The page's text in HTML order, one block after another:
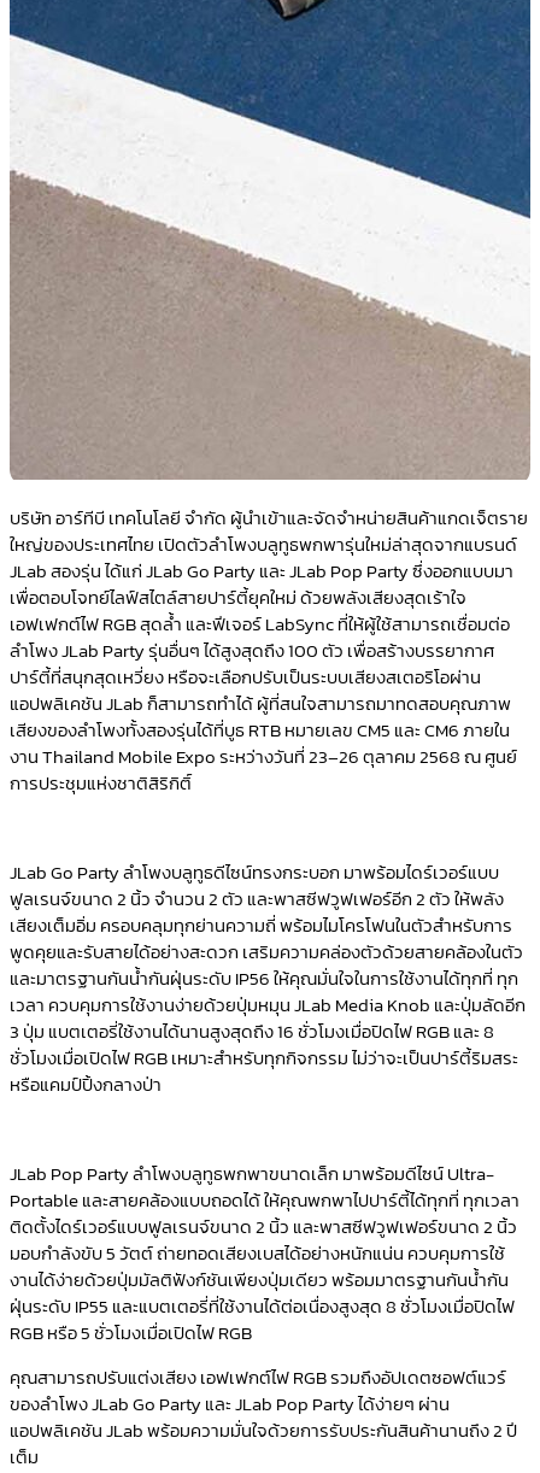
บริษัท อาร์ทีบี เทคโนโลยี จำกัด ผู้นำเข้าและจัดจำหน่ายสินค้าแกดเจ็ตราย
ใหญ่ของประเทศไทย เปิดตัวลำโพงบลูทูธพกพารุ่นใหม่ล่าสุดจากแบรนด์
JLab สองรุ่น ได้แก่ JLab Go Party และ JLab Pop Party ซึ่งออกแบบมา
เพื่อตอบโจทย์ไลฟ์สไตล์สายปาร์ตี้ยุคใหม่ ด้วยพลังเสียงสุดเร้าใจ
เอฟเฟกต์ไฟ RGB สุดล้ำ และฟีเจอร์ LabSync ที่ให้ผู้ใช้สามารถเชื่อมต่อ
ลำโพง JLab Party รุ่นอื่นๆ ได้สูงสุดถึง 100 ตัว เพื่อสร้างบรรยากาศ
ปาร์ตี้ที่สนุกสุดเหวี่ยง หรือจะเลือกปรับเป็นระบบเสียงสเตอริโอผ่าน
แอปพลิเคชัน JLab ก็สามารถทำได้ ผู้ที่สนใจสามารถมาทดสอบคุณภาพ
เสียงของลำโพงทั้งสองรุ่นได้ที่บูธ RTB หมายเลข CM5 และ CM6 ภายใน
งาน Thailand Mobile Expo ระหว่างวันที่ 23–26 ตุลาคม 2568 ณ ศูนย์
การประชุมแห่งชาติสิริกิติ์
JLab Go Partyลำโพงบลูทูธดีไซน์ทรงกระบอก มาพร้อมไดร์เวอร์แบบ
ฟูลเรนจ์ขนาด 2 นิ้ว จำนวน 2 ตัว และพาสซีฟวูฟเฟอร์อีก 2 ตัว ให้พลัง
เสียงเต็มอิ่ม ครอบคลุมทุกย่านความถี่ พร้อมไมโครโฟนในตัวสำหรับการ
พูดคุยและรับสายได้อย่างสะดวก เสริมความคล่องตัวด้วยสายคล้องในตัว
และมาตรฐานกันน้ำกันฝุ่นระดับIP56 ให้คุณมั่นใจในการใช้งานได้ทุกที่ ทุก
เวลา ควบคุมการใช้งานง่ายด้วยปุ่มหมุนJLab Media Knob และปุ่มลัดอีก
3 ปุ่ม แบตเตอรี่ใช้งานได้นานสูงสุดถึง 16 ชั่วโมงเมื่อปิดไฟRGBและ 8
ชั่วโมงเมื่อเปิดไฟRGBเหมาะสำหรับทุกกิจกรรม ไม่ว่าจะเป็นปาร์ตี้ริมสระ
หรือแคมป์ปิ้งกลางป่า
JLab Pop Partyลำโพงบลูทูธพกพาขนาดเล็ก มาพร้อมดีไซน์Ultra-
Portableและสายคล้องแบบถอดได้ ให้คุณพกพาไปปาร์ตี้ได้ทุกที่ ทุกเวลา
ติดตั้งไดร์เวอร์แบบฟูลเรนจ์ขนาด2 นิ้ว และพาสซีฟวูฟเฟอร์ขนาด2 นิ้ว
มอบกำลังขับ5วัตต์ ถ่ายทอดเสียงเบสได้อย่างหนักแน่น ควบคุมการใช้
งานได้ง่ายด้วยปุ่มมัลติฟังก์ชันเพียงปุ่มเดียว พร้อมมาตรฐานกันน้ำกัน
ฝุ่นระดับIP55 และแบตเตอรี่ที่ใช้งานได้ต่อเนื่องสูงสุด8ชั่วโมงเมื่อปิดไฟ
RGBหรือ5ชั่วโมงเมื่อเปิดไฟRGB
คุณสามารถปรับแต่งเสียง เอฟเฟกต์ไฟRGBรวมถึงอัปเดตซอฟต์แวร์
ของลำโพงJLab Go PartyและJLab Pop Partyได้ง่ายๆ ผ่าน
แอปพลิเคชันJLabพร้อมความมั่นใจด้วยการรับประกันสินค้านานถึง2ปี
เต็ม